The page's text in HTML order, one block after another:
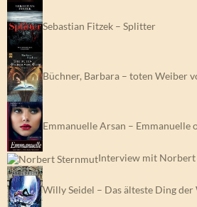
Sebastian Fitzek – Splitter
Büchner, Barbara – toten Weiber
Emmanuelle Arsan – Emmanuelle
Interview mit Norbert
Willy Seidel – Das älteste Ding der